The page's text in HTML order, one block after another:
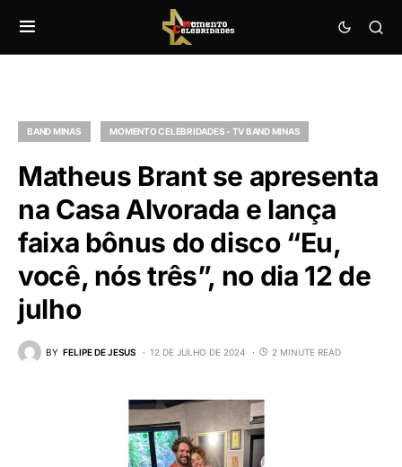
BAND MINAS MOMENTO CELEBRIDADES - TV BAND MINAS
Matheus Brant se apresenta
na Casa Alvorada e lança
faixa bônus do disco “Eu,
você, nós três”, no dia 12 de
julho
BY FELIPE DE JESUS 12 DE JULHO DE 2024 2 MINUTE READ